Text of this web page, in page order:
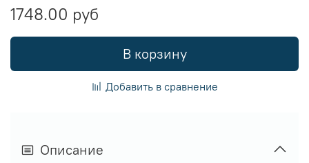
1748.00 руб
В корзину
Добавить в сравнение
Описание